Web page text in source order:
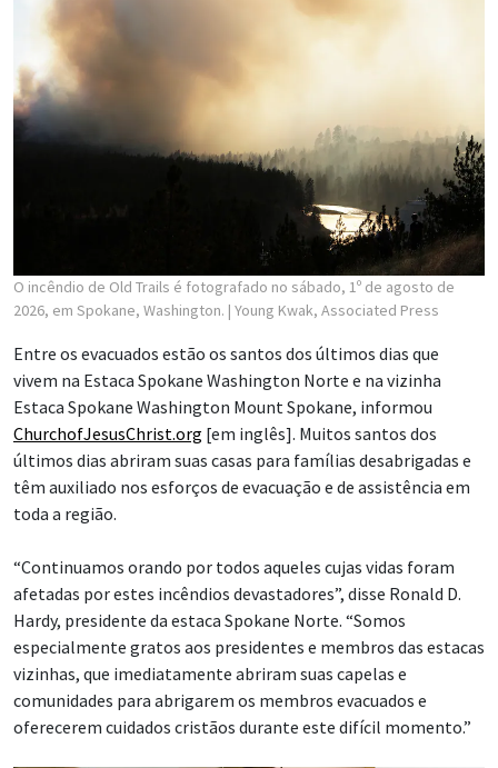
O incêndio de Old Trails é fotografado no sábado, 1º de agosto de
2026, em Spokane, Washington. | Young Kwak, Associated Press
Entre os evacuados estão os santos dos últimos dias que
vivem na Estaca Spokane Washington Norte e na vizinha
Estaca Spokane Washington Mount Spokane, informou
ChurchofJesusChrist.org [em inglês]. Muitos santos dos
últimos dias abriram suas casas para famílias desabrigadas e
têm auxiliado nos esforços de evacuação e de assistência em
toda a região.
“Continuamos orando por todos aqueles cujas vidas foram
afetadas por estes incêndios devastadores”, disse Ronald D.
Hardy, presidente da estaca Spokane Norte. “Somos
especialmente gratos aos presidentes e membros das estacas
vizinhas, que imediatamente abriram suas capelas e
comunidades para abrigarem os membros evacuados e
oferecerem cuidados cristãos durante este difícil momento.”